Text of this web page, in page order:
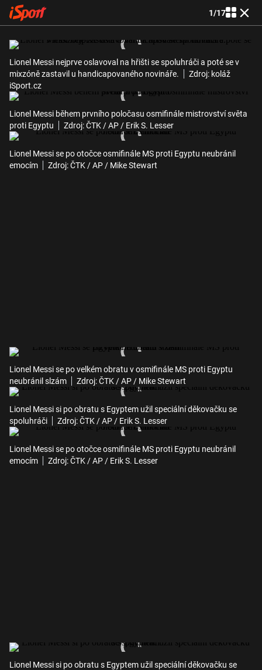
1/17
Lionel Messi nejprve oslavoval na hřišti se spoluhráči a poté se v
mixzóně zastavil u handicapovaného novináře.
Zdroj: koláž
iSport.cz
Lionel Messi během prvního poločasu osmifinále mistrovství světa
proti Egyptu
Zdroj: ČTK / AP / Erik S. Lesser
Lionel Messi se po otočce osmifinále MS proti Egyptu neubránil
emocím
Zdroj: ČTK / AP / Mike Stewart
Lionel Messi se po velkém obratu v osmifinále MS proti Egyptu
neubránil slzám
Zdroj: ČTK / AP / Mike Stewart
Lionel Messi si po obratu s Egyptem užil speciální děkovačku se
spoluhráči
Zdroj: ČTK / AP / Erik S. Lesser
Lionel Messi se po otočce osmifinále MS proti Egyptu neubránil
emocím
Zdroj: ČTK / AP / Erik S. Lesser
Lionel Messi si po obratu s Egyptem užil speciální děkovačku se